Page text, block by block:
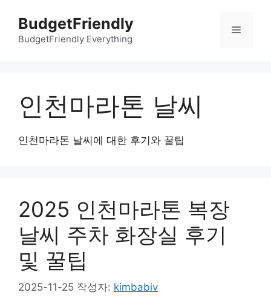
BudgetFriendly
BudgetFriendly Everything
메
인천마라톤 날씨
인천마라톤 날씨에 대한 후기와 꿀팁
2025 인천마라톤 복장
날씨 주차 화장실 후기
및 꿀팁
2025-11-25 작성자: kimbabiv